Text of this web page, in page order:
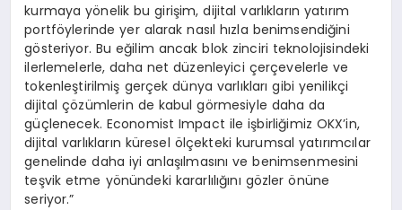
kurmaya yönelik bu girişim, dijital varlıkların yatırım
portföylerinde yer alarak nasıl hızla benimsendiğini
gösteriyor. Bu eğilim ancak blok zinciri teknolojisindeki
ilerlemelerle, daha net düzenleyici çerçevelerle ve
tokenleştirilmiş gerçek dünya varlıkları gibi yenilikçi
dijital çözümlerin de kabul görmesiyle daha da
güçlenecek. Economist Impact ile işbirliğimiz OKX’in,
dijital varlıkların küresel ölçekteki kurumsal yatırımcılar
genelinde daha iyi anlaşılmasını ve benimsenmesini
teşvik etme yönündeki kararlılığını gözler önüne
seriyor.”